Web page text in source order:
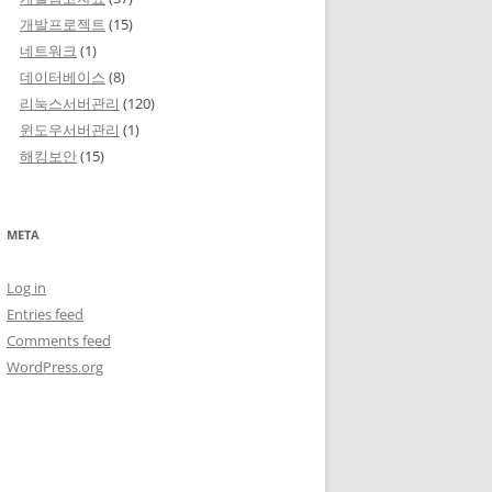
개발프로젝트 (15)
네트워크 (1)
데이터베이스 (8)
리눅스서버관리 (120)
윈도우서버관리 (1)
해킹보안(15)
META
Log in
Entries feed
Comments feed
WordPress.org